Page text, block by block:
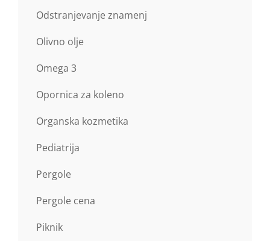
Odstranjevanje znamenj
Olivno olje
Omega 3
Opornica za koleno
Organska kozmetika
Pediatrija
Pergole
Pergole cena
Piknik